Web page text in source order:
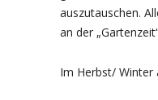
auszutauschen.
an der
Im Herbst/ Winter